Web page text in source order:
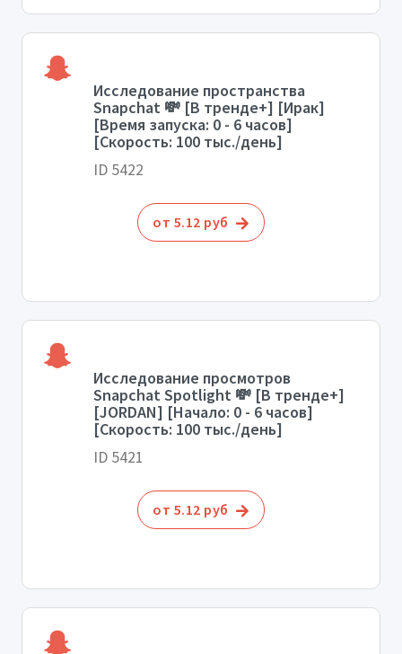
Исследование пространства
Snapchat 💸 [В тренде+] [Ирак]
[Время запуска: 0 - 6 часов]
[Скорость: 100 тыс./день]
ID 5422
от 5.12 руб
Исследование просмотров
Snapchat Spotlight 💸 [В тренде+]
[JORDAN] [Начало: 0 - 6 часов]
[Скорость: 100 тыс./день]
ID 5421
от 5.12 руб